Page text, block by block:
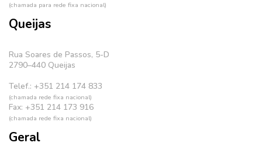
(chamada para rede fixa nacional)
Queijas
Rua Soares de Passos, 5-D
2790–440 Queijas
Telef.: +351 214 174 833
(chamada rede fixa nacional)
Fax: +351 214 173 916
(chamada rede fixa nacional)
Geral